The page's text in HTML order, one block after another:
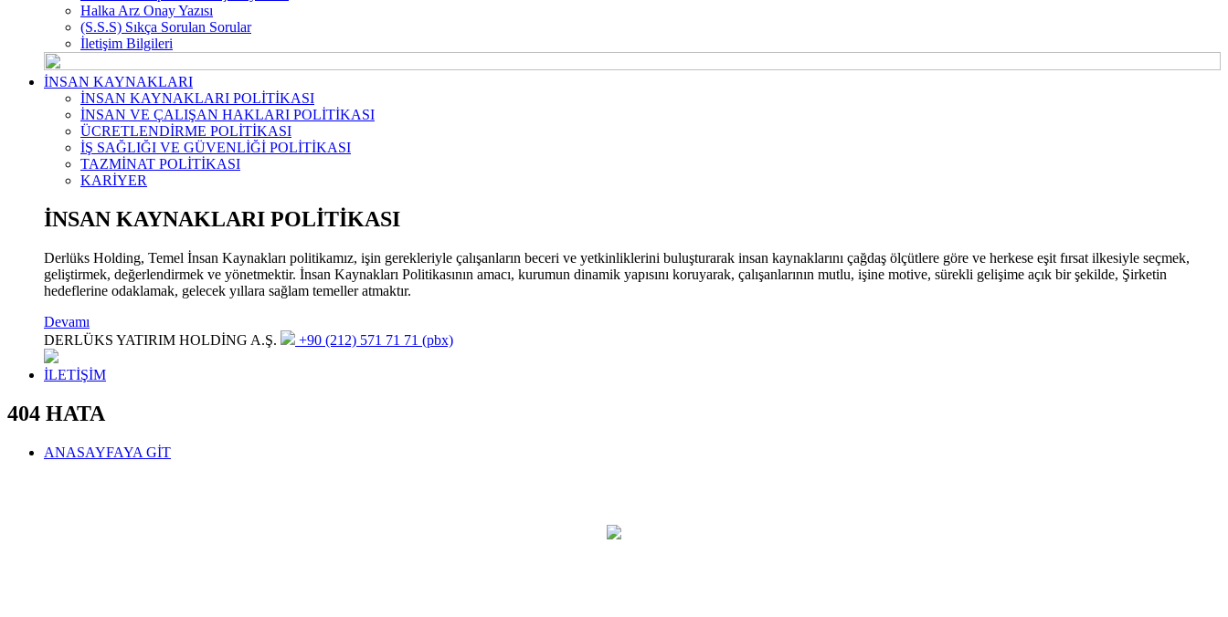
Halka Arz Onay Yazısı
(S.S.S) Sıkça Sorulan Sorular
İletişim Bilgileri
İNSAN KAYNAKLARI
İNSAN KAYNAKLARI POLİTİKASI
İNSAN VE ÇALIŞAN HAKLARI POLİTİKASI
ÜCRETLENDİRME POLİTİKASI
İŞ SAĞLIĞI VE GÜVENLİĞİ POLİTİKASI
TAZMİNAT POLİTİKASI
KARİYER
İNSAN KAYNAKLARI POLİTİKASI
Derlüks Holding, Temel İnsan Kaynakları politikamız, işin gerekleriyle çalışanların beceri ve yetkinliklerini buluşturarak insan kaynaklarını çağdaş ölçütlere göre ve herkese eşit fırsat ilkesiyle seçmek,
geliştirmek, değerlendirmek ve yönetmektir. İnsan Kaynakları Politikasının amacı, kurumun dinamik yapısını koruyarak, çalışanlarının mutlu, işine motive, sürekli gelişime açık bir şekilde, Şirketin
hedeflerine odaklamak, gelecek yıllara sağlam temeller atmaktır.
Devamı
DERLÜKS YATIRIM HOLDİNG A.Ş.
+90 (212) 571 71 71 (pbx)
İLETİŞİM
404 HATA
ANASAYFAYA GİT